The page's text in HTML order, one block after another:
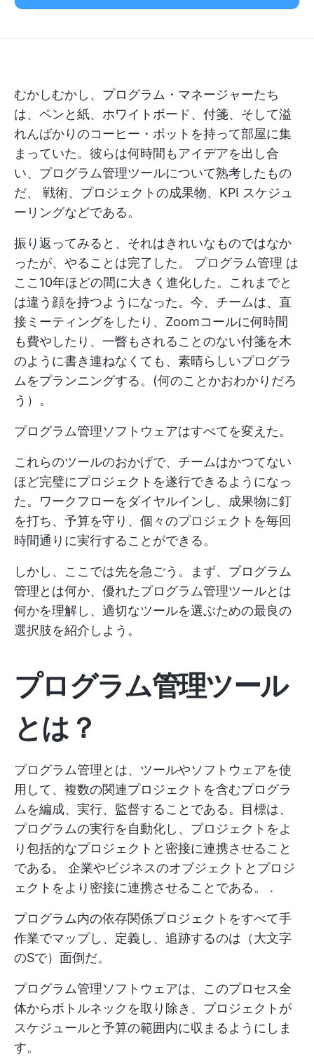
むかしむかし、プログラム・マネージャーたち
は、ペンと紙、ホワイトボード、付箋、そして溢
れんばかりのコーヒー・ポットを持って部屋に集
まっていた。彼らは何時間もアイデアを出し合
い、プログラム管理ツールについて熟考したもの
だ、 戦術、プロジェクトの成果物、KPI スケジュ
ーリングなどである。
振り返ってみると、それはきれいなものではなか
ったが、やることは完了した。 プログラム管理 は
ここ10年ほどの間に大きく進化した。これまでと
は違う顔を持つようになった。今、チームは、直
接ミーティングをしたり、Zoomコールに何時間
も費やしたり、一瞥もされることのない付箋を木
のように書き連ねなくても、素晴らしいプログラ
ムをプランニングする。(何のことかおわかりだろ
う）。
プログラム管理ソフトウェアはすべてを変えた。
これらのツールのおかげで、チームはかつてない
ほど完璧にプロジェクトを遂行できるようになっ
た。ワークフローをダイヤルインし、成果物に釘
を打ち、予算を守り、個々のプロジェクトを毎回
時間通りに実行することができる。
しかし、ここでは先を急ごう。まず、プログラム
管理とは何か、優れたプログラム管理ツールとは
何かを理解し、適切なツールを選ぶための最良の
選択肢を紹介しよう。
プログラム管理ツール
とは？
プログラム管理とは、ツールやソフトウェアを使
用して、複数の関連プロジェクトを含むプログラ
ムを編成、実行、監督することである。目標は、
プログラムの実行を自動化し、プロジェクトをよ
り包括的なプロジェクトと密接に連携させること
である。 企業やビジネスのオブジェクトとプロジ
ェクトをより密接に連携させることである。
.
プログラム内の依存関係プロジェクトをすべて手
作業でマップし、定義し、追跡するのは（大文字
のSで）面倒だ。
プログラム管理ソフトウェアは、このプロセス全
体からボトルネックを取り除き、プロジェクトが
スケジュールと予算の範囲内に収まるようにしま
す。